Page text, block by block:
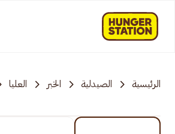
الرئيسية الصيدلية الخبر العليا